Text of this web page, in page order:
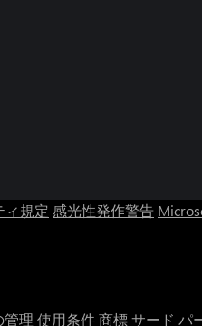
ィ規定 感光性発作警告
管理 使用条件商標サード パ